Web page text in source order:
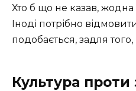
Хто б що не казав, жодна
Іноді потрібно
подобається, задля
Культура проти